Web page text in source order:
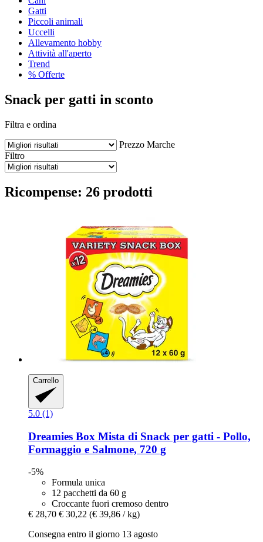
Gatti
Piccoli animali
Uccelli
Allevamento hobby
Attività all'aperto
Trend
% Offerte
Snack per gatti in sconto
Filtra e ordina
Prezzo Marche
Filtro
Ricompense: 26 prodotti
Carrello
5.0 (1)
Dreamies Box Mista di Snack per gatti -​ Pollo,
Formaggio e Salmone, 720 g
-5%
Formula unica
12 pacchetti da 60 g
Croccante fuori cremoso dentro
€ 28,70 € 30,22 (€ 39,86 / kg)
Consegna entro il giorno 13 agosto